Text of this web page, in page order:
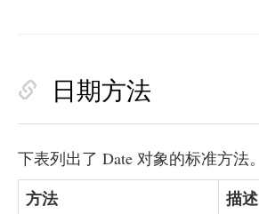
日期方法
下表列出了 Date 对象的标准方法。
方法 描述